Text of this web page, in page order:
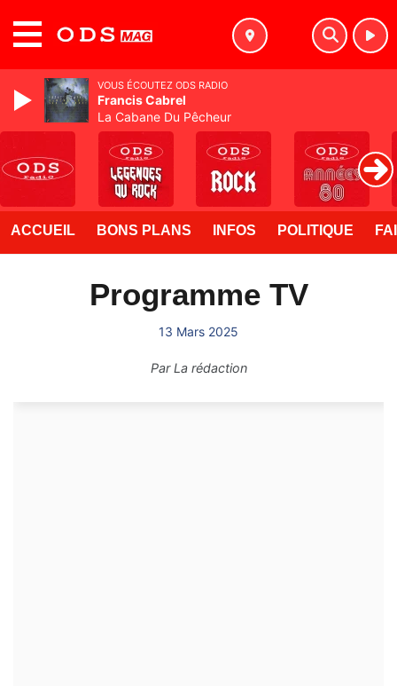
ACCUEIL BONS PLANS INFOS POLITIQUE
Programme TV
13 Mars 2025
ParLa rédaction
VOUS ÉCOUTEZ ODS RADIO
Francis Cabrel
La Cabane Du Pêcheur